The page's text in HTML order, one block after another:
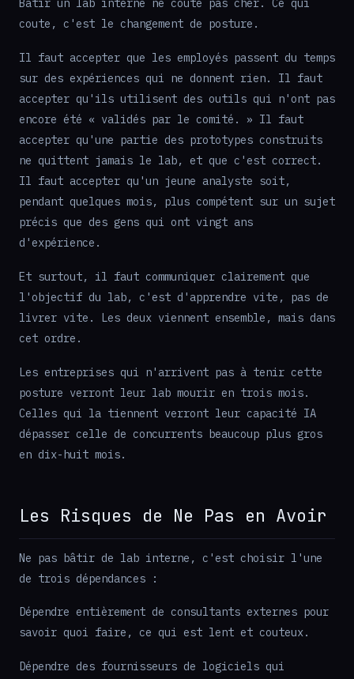
Bâtir un lab interne ne coute pas cher. Ce qui
coute, c'est le changement de posture.
Il faut accepter que les employés passent du temps
sur des expériences qui ne donnent rien. Il faut
accepter qu'ils utilisent des outils qui n'ont pas
encore été « validés par le comité. » Il faut
accepter qu'une partie des prototypes construits
ne quittent jamais le lab, et que c'est correct.
Il faut accepter qu'un jeune analyste soit,
pendant quelques mois, plus compétent sur un sujet
précis que des gens qui ont vingt ans
d'expérience.
Et surtout, il faut communiquer clairement que
l'objectif du lab, c'est d'apprendre vite, pas de
livrer vite. Les deux viennent ensemble, mais dans
cet ordre.
Les entreprises qui n'arrivent pas à tenir cette
posture verront leur lab mourir en trois mois.
Celles qui la tiennent verront leur capacité IA
dépasser celle de concurrents beaucoup plus gros
en dix-huit mois.
Les Risques de Ne Pas en Avoir
Ne pas bâtir de lab interne, c'est choisir l'une
de trois dépendances :
Dépendre entièrement de consultants externes pour
savoir quoi faire, ce qui est lent et couteux.
Dépendre des fournisseurs de logiciels qui